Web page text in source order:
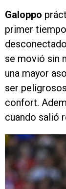
Galoppo
primer
se movió sin
una mayor
ser
confort.
cuando salió